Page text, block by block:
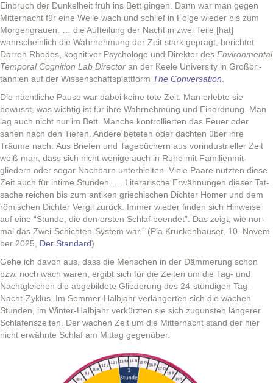
Ein­bruch der Dunkel­heit früh ins Bett gin­gen. Dann war man gegen
Mit­ter­nacht für eine Weile wach und schlief in Folge wieder bis zum
Mor­gen­grauen. … die Aufteilung der Nacht in zwei Teile [hat]
wahrschein­lich die Wahrnehmung der Zeit stark geprägt, berichtet
Dar­ren Rhodes, kog­ni­tiv­er Psy­chologe und Direk­tor des Envi­ron­men­tal
Tem­po­ral Cog­ni­tion Lab Direc­tor an der Keele Uni­ver­si­ty in Großbri­
tan­nien auf der Wis­senschaft­splat­tform The Con­ver­sa­tion.
Die nächtliche Pause war dabei keine tote Zeit. Man erlebte sie
bewusst, was wichtig ist für ihre Wahrnehmung und Einord­nung. Man
lag auch nicht nur im Bett. Manche kon­trol­lierten das Feuer oder
sahen nach den Tieren. Andere beteten oder dacht­en über ihre
Träume nach. Aus Briefen und Tage­büch­ern aus vorindus­trieller Zeit
weiß man, dass sich nicht wenige auch in Ruhe mit Fam­i­lien­mit­
gliedern oder sog­ar Nach­barn unter­hiel­ten. Viele Paare nutzten diese
Zeit auch für intime Stun­den. … Lit­er­arische Erwäh­nun­gen dieser Tat­
sache reichen bis zum antiken griechis­chen Dichter Homer und dem
römis­chen Dichter Vergil zurück. Immer wieder find­en sich Hin­weise
auf eine “Stunde, die den ersten Schlaf been­det”. Das zeigt, wie nor­
mal das Zwei-Schicht­en-Sys­tem war.” (Pia Kruck­en­hauser, 10. Novem­
ber 2025, Der Stan­dard)
Gehe ich davon aus, dass die Men­schen in der Däm­merung schon
bzw. noch wach waren, ergibt sich für die Zeit­en um die Tag- und
Nacht­gle­ichen die abge­bildete Gliederung des 24-stündi­gen Tag-
Nacht-Zyk­lus. Im Som­mer-Hal­b­jahr ver­längerten sich die wachen
Stun­den, im Win­ter-Hal­b­jahr verkürzten sie sich zugun­sten län­ger­er
Schlafen­szeit­en. Der wachen Zeit um die Mit­ter­nacht stand der hier
nicht erwäh­nte Schlaf am Mit­tag gegenüber.